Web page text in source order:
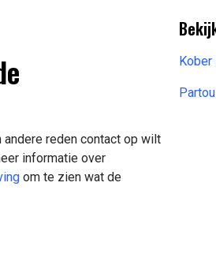
reden contact op wilt
informatie over
om te zien wat de